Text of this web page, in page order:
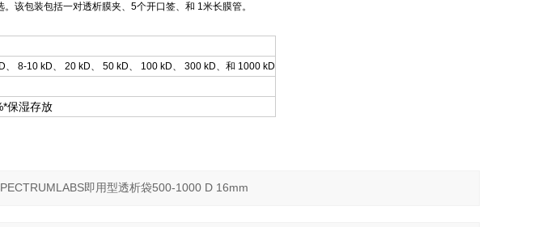
该包装包括一对透析膜夹、5个开口签、和 1米长膜管。
8-10 kD、 20 kD、 50 kD、 100 kD、 300 kD、和 1000 kD
保湿存放